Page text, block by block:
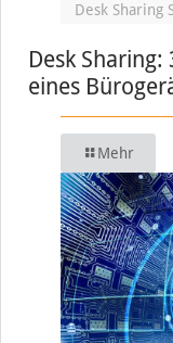
Desk Sharing
Desk
eines
Mehr